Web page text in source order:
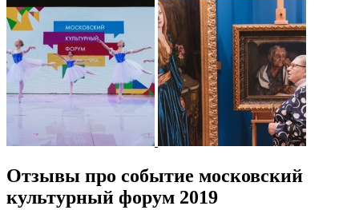
Отзывы про событие московский
культурный форум 2019